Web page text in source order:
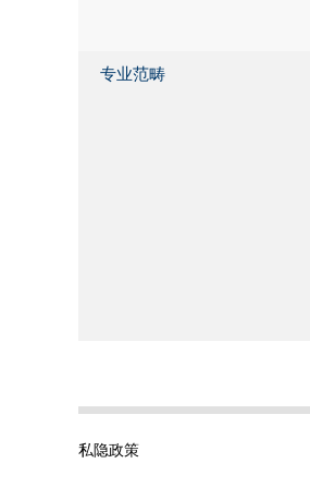
专业范畴
私隐政策